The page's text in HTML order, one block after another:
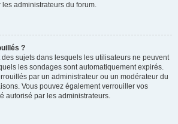
les administrateurs du forum.
?
sujets dans lesquels les utilisateurs ne peuvent
les sondages sont automatiquement expirés.
par un administrateur ou un modérateur du
Vous pouvez également verrouiller vos
autorisé par les administrateurs.